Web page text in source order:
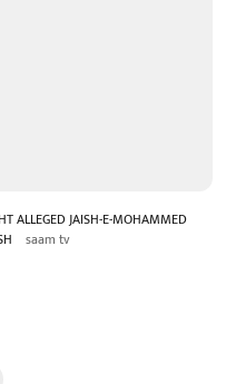
ALLEGED JAISH-E-MOHAMMED
saam tv